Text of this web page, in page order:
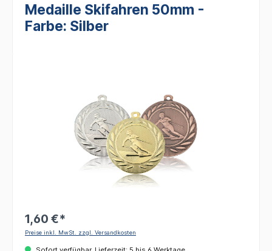
Medaille Skifahren 50mm -
Farbe: Silber
1,60 €*
Preise inkl. MwSt. zzgl. Versandkosten